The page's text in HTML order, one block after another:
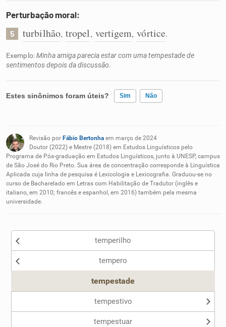
Perturbação moral:
5 turbilhão, tropel, vertigem, vórtice.
Exemplo:Minha amiga parecia estar com uma tempestade de
sentimentos depois da discussão.
Estes sinônimos foram úteis? Sim Não
Nenhum dos sinônimos apresentados me ajudou
Outro
Revisão por Fábio Bertonha em março de 2024
Doutor (2022) e Mestre (2018) em Estudos Linguísticos pelo
Programa de Pós-graduação em Estudos Linguísticos, junto à UNESP, campus
de São José do Rio Preto. Sua área de concentração corresponde à Linguística
Aplicada cuja linha de pesquisa é Lexicologia e Lexicografia. Graduou-se no
curso de Bacharelado em Letras com Habilitação de Tradutor (inglês e
italiano, em 2010; francês e espanhol, em 2016) também pela mesma
universidade.
temperilho
tempero
tempestade
tempestivo
tempestuar